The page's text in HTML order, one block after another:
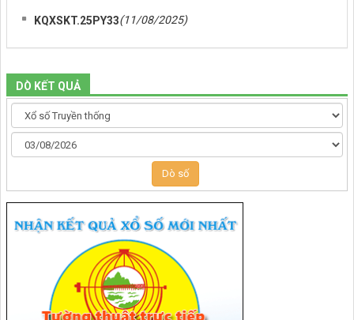
KQXSKT.25PY33(11/08/2025)
DÒ KẾT QUẢ
Dò số